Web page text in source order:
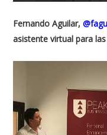
Fernando Aguilar,
asistente virtual para